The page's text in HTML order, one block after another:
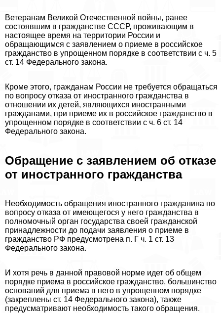
Ветеранам Великой Отечественной войны, ранее
состоявшим в гражданстве СССР, проживающим в
настоящее время на территории России и
обращающимся с заявлением о приеме в российское
гражданство в упрощенном порядке в соответствии с ч. 5
ст. 14 Федерального закона.
Кроме этого, гражданам России не требуется обращаться
по вопросу отказа от иностранного гражданства в
отношении их детей, являющихся иностранными
гражданами, при приеме их в российское гражданство в
упрощенном порядке в соответствии с ч. 6 ст. 14
Федерального закона.
Обращение с заявлением об отказе
от иностранного гражданства
Необходимость обращения иностранного гражданина по
вопросу отказа от имеющегося у него гражданства в
полномочный орган государства своей гражданской
принадлежности до подачи заявления о приеме в
гражданство РФ предусмотрена п. Г ч. 1 ст. 13
Федерального закона.
И хотя речь в данной правовой норме идет об общем
порядке приема в российское гражданство, большинство
оснований для приема в него в упрощенном порядке
(закреплены ст. 14 Федерального закона), также
предусматривают необходимость такого обращения.